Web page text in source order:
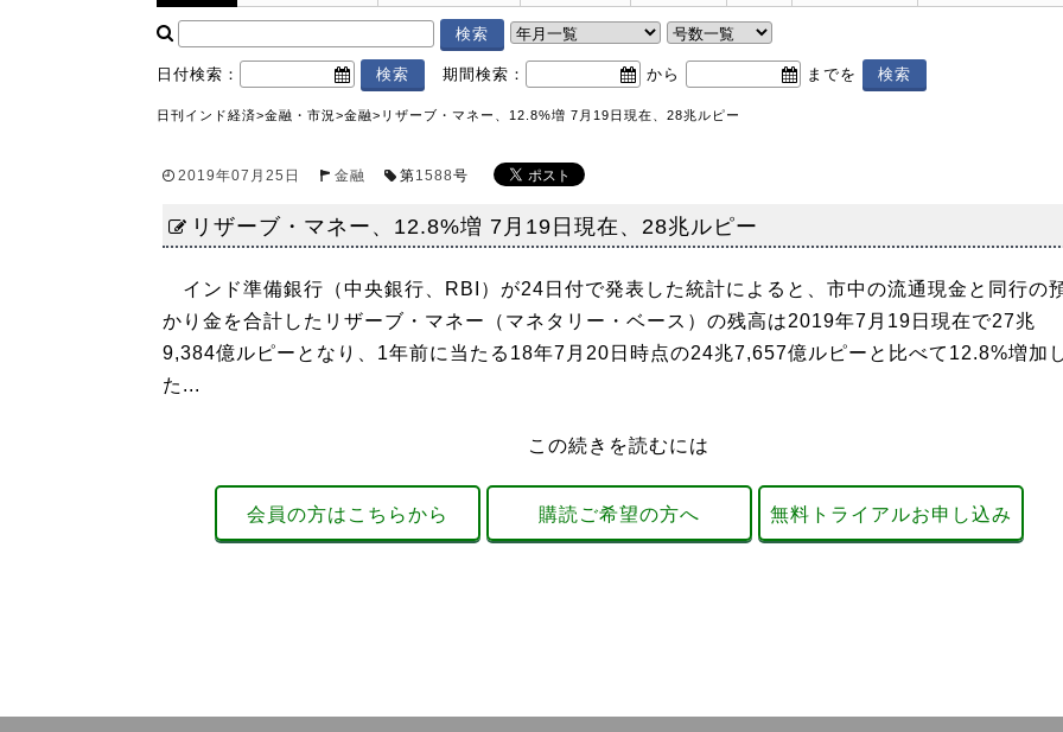
日付検索： 期間検索： から までを
日刊インド経済>金融・市況 >金融> リザーブ・マネー、12.8%増 7月19日現在、28兆ルピー
2019年07月25日 金融 第1588号
リザーブ・マネー、12.8%増 7月19日現在、28兆ルピー
インド準備銀行（中央銀行、RBI）が24日付で発表した統計によると、市中の流通現金と同行の
かり金を合計したリザーブ・マネー（マネタリー・ベース）の残高は2019年7月19日現在で27兆
9,384億ルピーとなり、1年前に当たる18年7月20日時点の24兆7,657億ルピーと比べて12.8%増加
た...
この続きを読むには
会員の方はこちらから 購読ご希望の方へ 無料トライアルお申し込み